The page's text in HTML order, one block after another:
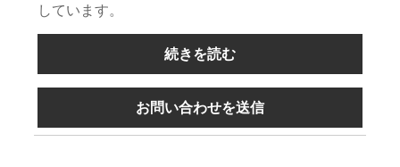
しています。
続きを読む
お問い合わせを送信